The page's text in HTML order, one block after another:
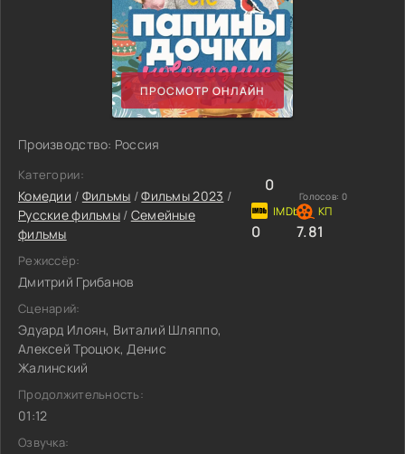
ПРОСМОТР ОНЛАЙН
Производство: Россия
Категории:
Комедии / Фильмы /Фильмы 2023 /
Русские фильмы/ Семейные
фильмы
Режиссёр:
Дмитрий Грибанов
Сценарий:
Эдуард Илоян, Виталий Шляппо,
Алексей Троцюк, Денис
Жалинский
Продолжительность:
01:12
Озвучка:
0
Голосов: 0
0 7.81